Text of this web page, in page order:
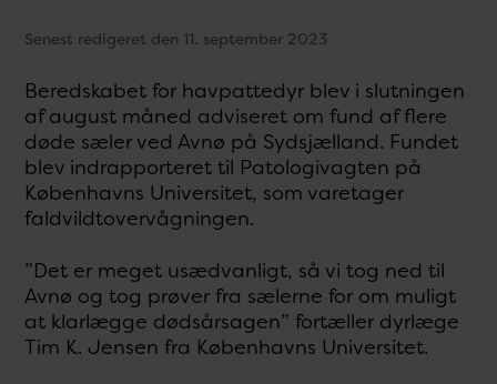
Senest redigeret den 11. september 2023
Beredskabet for havpattedyr blev i slutningen
af august måned adviseret om fund af flere
døde sæler ved Avnø på Sydsjælland. Fundet
blev indrapporteret til Patologivagten på
Københavns Universitet, som varetager
faldvildtovervågningen.
”Det er meget usædvanligt, så vi tog ned til
Avnø og tog prøver fra sælerne for om muligt
at klarlægge dødsårsagen” fortæller dyrlæge
Tim K. Jensen fra Københavns Universitet.